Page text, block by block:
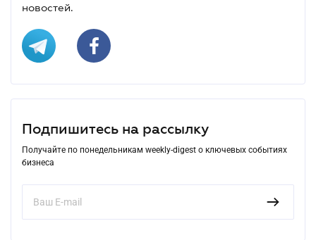
новостей.
Подпишитесь на рассылку
Получайте по понедельникам weekly-digest о ключевых событиях
бизнеса